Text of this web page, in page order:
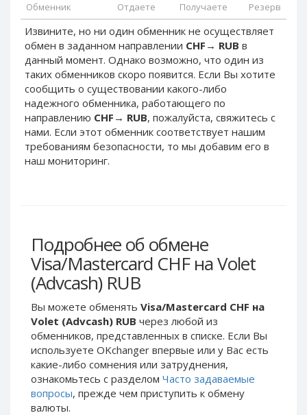
Обменник Отдаете Получаете Резерв
Извините, но ни один обменник не осуществляет
обмен в заданном направлении CHF → RUB в
данный момент. Однако возможно, что один из
таких обменников скоро появится. Если Вы хотите
сообщить о существовании какого-либо
надежного обменника, работающего по
направлению CHF → RUB, пожалуйста, свяжитесь с
нами. Если этот обменник соответствует нашим
требованиям безопасности, то мы добавим его в
наш мониторинг.
Подробнее об обмене
Visa/Mastercard CHF на Volet
(Advcash) RUB
Вы можете обменять Visa/Mastercard CHF на
Volet (Advcash) RUB через любой из
обменников, представленных в списке. Если Вы
используете OKchanger впервые или у Вас есть
какие-либо сомнения или затруднения,
ознакомьтесь с разделом Часто задаваемые
вопросы, прежде чем приступить к обмену
валюты.
PayPal CHF
PayPal MYR
Webmoney WMZ
Webmoney WMR
Webmoney WME
Webmoney WMU
Webmoney WMK
Webmoney WMG
Skril EUR
Skril INR
Skril PLN
Skril AUD
Skril NOK
Skril SEK
Paxum USD
Paxum EUR
PayPal CHF
PayPal MYR
Webmoney WMZ
Webmoney WMR
Webmoney WME
Webmoney WMU
Webmoney WMK
Skril EUR
Skril INR
Skril AUD
Skril NOK
Skril SEK
Paxum USD
Paxum EUR